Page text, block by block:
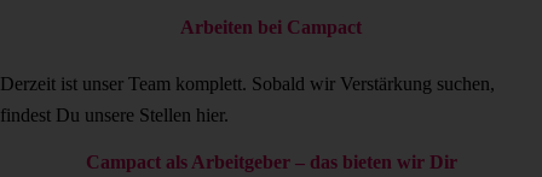
Arbeiten bei Campact
Derzeit ist unser Team komplett. Sobald wir Verstärkung suchen,
findest Du unsere Stellen hier.
Campact als Arbeitgeber – das bieten wir Dir